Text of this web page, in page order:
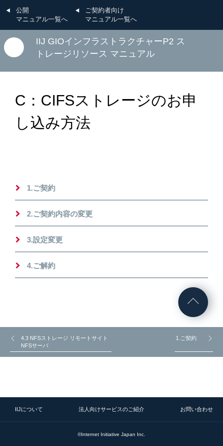
公開
マニュアル一覧へ
ご契約者向け
マニュアル一覧へ
IIJ GIOインフラストラクチャーP2 ス
トレージリソース マニュアル
C：CIFSストレージのお申
し込み方法
1.ご契約
2.ご契約内容の変更
3.設定変更
4.ご解約
4.3 NFSストレージ リモートサイト
NFSサーバ
1.ご契約
IIJについて 法人向けサービスのご紹介 お問い合わせ
©Internet Initiative Japan Inc.